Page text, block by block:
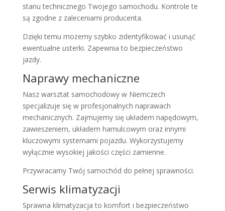
stanu technicznego Twojego samochodu. Kontrole te
są zgodne z zaleceniami producenta.
Dzięki temu możemy szybko zidentyfikować i usunąć
ewentualne usterki. Zapewnia to bezpieczeństwo
jazdy.
Naprawy mechaniczne
Nasz warsztat samochodowy w Niemczech
specjalizuje się w profesjonalnych naprawach
mechanicznych. Zajmujemy się układem napędowym,
zawieszeniem, układem hamulcowym oraz innymi
kluczowymi systemami pojazdu. Wykorzystujemy
wyłącznie wysokiej jakości części zamienne.
Przywracamy Twój samochód do pełnej sprawności.
Serwis klimatyzacji
Sprawna klimatyzacja to komfort i bezpieczeństwo